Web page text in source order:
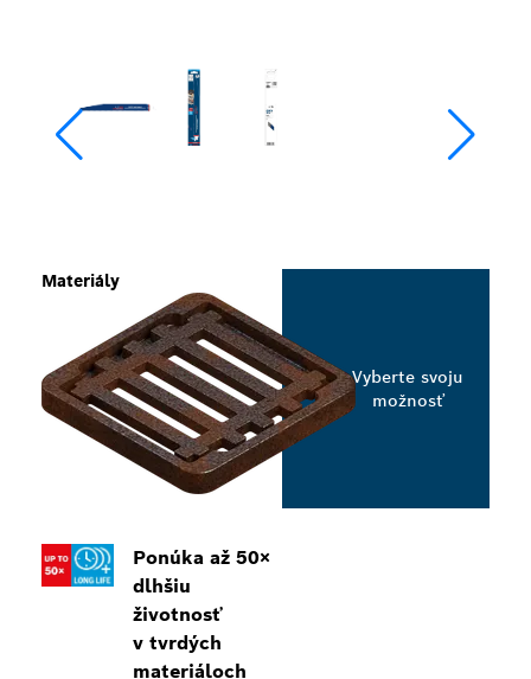
Ponúka až 50×
dlhšiu
životnosť
v tvrdých
materiáloch
Materiály
Vyberte svoju
možnosť